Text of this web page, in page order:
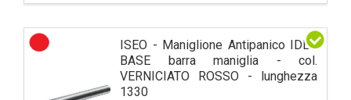
ISEO - Maniglione Antipanico IDEA
BASE barra maniglia - col.
VERNICIATO ROSSO - lunghezza
1330